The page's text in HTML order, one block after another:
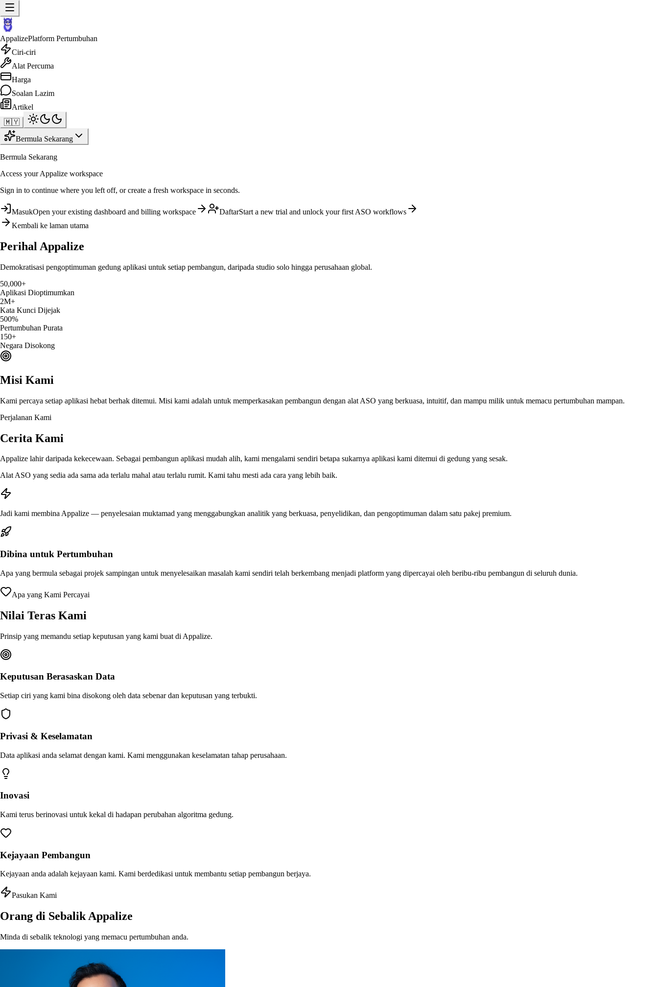
AppalizePlatform Pertumbuhan
Ciri-ciri
Alat Percuma
Harga
Soalan Lazim
Artikel
🇲🇾
Bermula Sekarang
Bermula Sekarang
Access your Appalize workspace
Sign in to continue where you left off, or create a fresh workspace in seconds.
MasukOpen your existing dashboard and billing workspace DaftarStart a new trial and unlock your first ASO workflows
Kembali ke laman utama
Perihal Appalize
Demokratisasi pengoptimuman gedung aplikasi untuk setiap pembangun, daripada studio solo hingga perusahaan global.
50,000+
Aplikasi Dioptimumkan
2M+
Kata Kunci Dijejak
500%
Pertumbuhan Purata
150+
Negara Disokong
Misi Kami
Kami percaya setiap aplikasi hebat berhak ditemui. Misi kami adalah untuk memperkasakan pembangun dengan alat ASO yang berkuasa, intuitif, dan mampu milik untuk memacu pertumbuhan mampan.
Perjalanan Kami
Cerita Kami
Appalize lahir daripada kekecewaan. Sebagai pembangun aplikasi mudah alih, kami mengalami sendiri betapa sukarnya aplikasi kami ditemui di gedung yang sesak.
Alat ASO yang sedia ada sama ada terlalu mahal atau terlalu rumit. Kami tahu mesti ada cara yang lebih baik.
Jadi kami membina Appalize — penyelesaian muktamad yang menggabungkan analitik yang berkuasa, penyelidikan, dan pengoptimuman dalam satu pakej premium.
Dibina untuk Pertumbuhan
Apa yang bermula sebagai projek sampingan untuk menyelesaikan masalah kami sendiri telah berkembang menjadi platform yang dipercayai oleh beribu-ribu pembangun di seluruh dunia.
Apa yang Kami Percayai
Nilai Teras Kami
Prinsip yang memandu setiap keputusan yang kami buat di Appalize.
Keputusan Berasaskan Data
Setiap ciri yang kami bina disokong oleh data sebenar dan keputusan yang terbukti.
Privasi & Keselamatan
Data aplikasi anda selamat dengan kami. Kami menggunakan keselamatan tahap perusahaan.
Inovasi
Kami terus berinovasi untuk kekal di hadapan perubahan algoritma gedung.
Kejayaan Pembangun
Kejayaan anda adalah kejayaan kami. Kami berdedikasi untuk membantu setiap pembangun berjaya.
Pasukan Kami
Orang di Sebalik Appalize
Minda di sebalik teknologi yang memacu pertumbuhan anda.